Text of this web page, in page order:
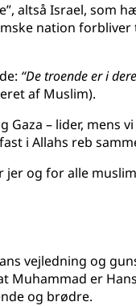
altså Israel,
nation
“De troende er i
af Muslim).
– lider,
i Allahs reb
og for alle
vejledning og
Muhammad er
og brødre.